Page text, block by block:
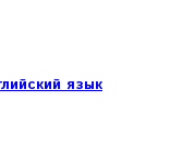
язык